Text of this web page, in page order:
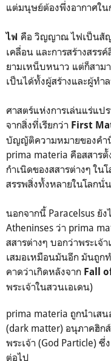
แต่มนุษย์ต้องพึ่งอากาศใน
ไฟ คือ วิญญาณ ไฟเป็นสั
เคลื่อน และการสร้างสรร
ยามเหน็บหนาว แต่ก็สาม
เป็นได้ทั้งผู้สร้างและผู้ทำ
ศาสตร์แห่งการเล่นแร่แป
จากสิ่งที่เรียกว่า First
บัญญัติความหมายของคำ
prima materia คือสสาร
กำเนิดของสสารต่างๆ ใน
สรรพสิ่งทั้งหลายในโลกนั่น
นอกจากนี้ Paracelsus ยั
Atheninses ว่า prima
สสารต่างๆ บอกว่าพระเจ้
เสมอเหมือนมันอีก มันถูก
คาดว่าเกิดหลังจาก Fall
พระเจ้าในสวนเอเดน)
prima materia ถูกนำเส
(dark matter) อนุภาคฮิก
พระเจ้า (God Particle)
ต่อไป